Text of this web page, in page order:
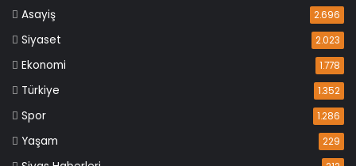
Asayiş 2.696
Siyaset 2.023
Ekonomi 1.778
Türkiye 1.352
Spor 1.286
Yaşam 229